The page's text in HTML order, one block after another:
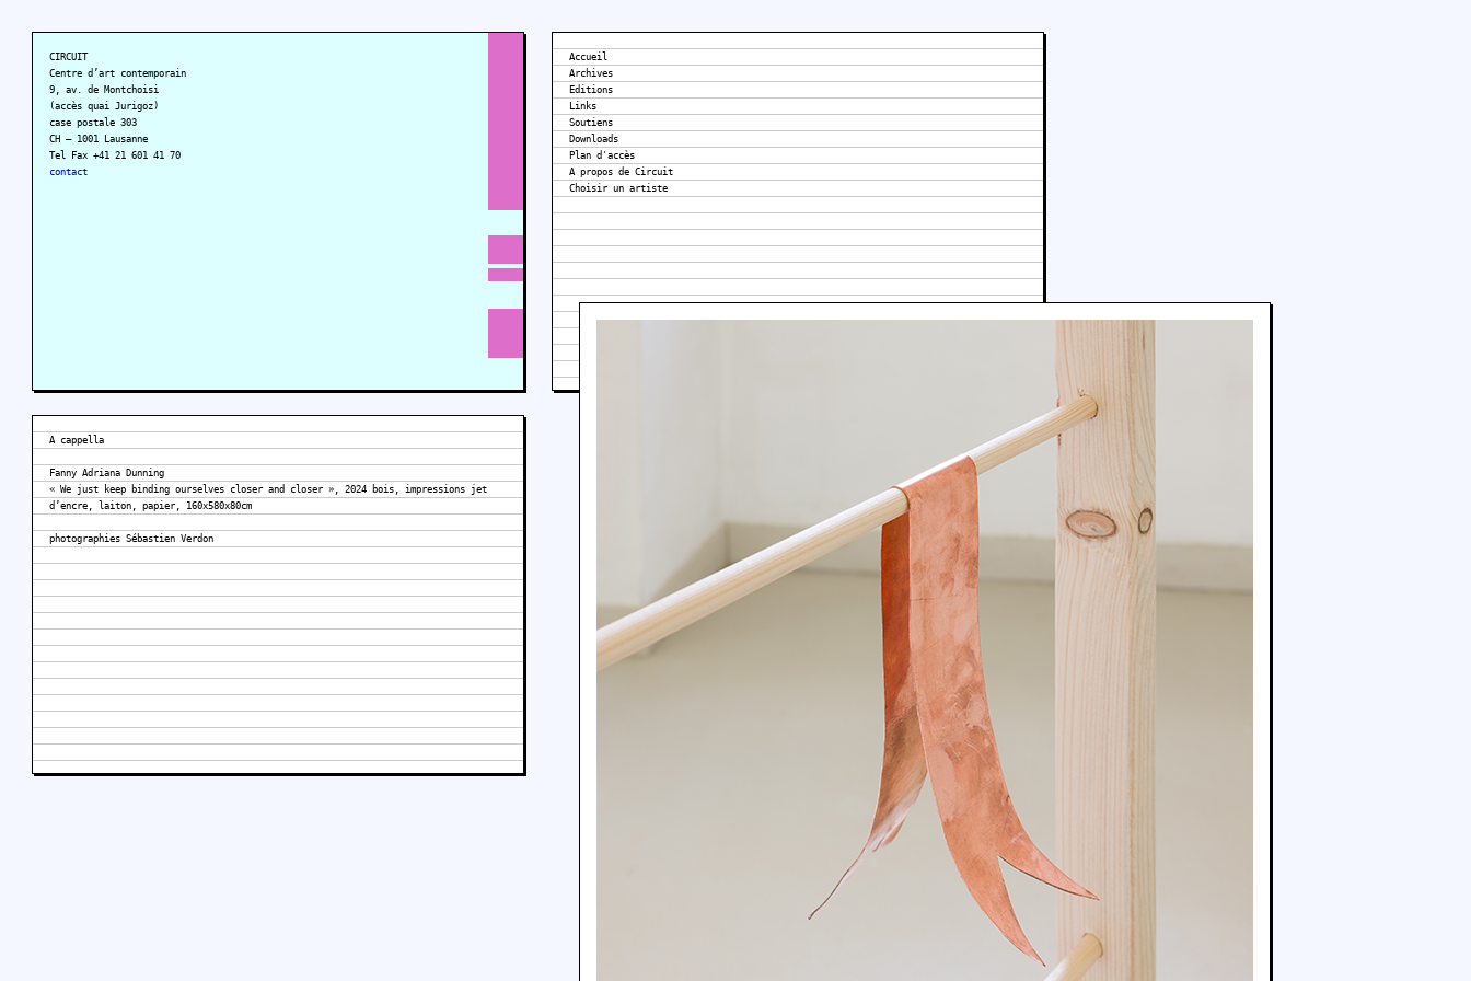
CIRCUIT
Centre d’art contemporain
9, av. de Montchoisi
(accès quai Jurigoz)
case postale 303
CH – 1001 Lausanne
Tel Fax +41 21 601 41 70
contact
Accueil
Archives
Editions
Links
Soutiens
Downloads
Plan d'accès
A propos de Circuit
A cappella
Fanny Adriana Dunning
« We just keep binding ourselves closer and closer », 2024 bois, impressions jet
d’encre, laiton, papier, 160x580x80cm
photographies Sébastien Verdon